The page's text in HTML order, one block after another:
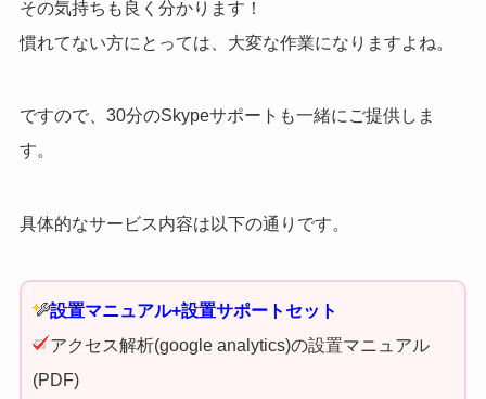
その気持ちも良く分かります！
慣れてない方にとっては、大変な作業になりますよね。
ですので、30分のSkypeサポートも一緒にご提供しま
す。
具体的なサービス内容は以下の通りです。
設置マニュアル+設置サポートセット
アクセス解析(google analytics)の設置マニュアル
(PDF)